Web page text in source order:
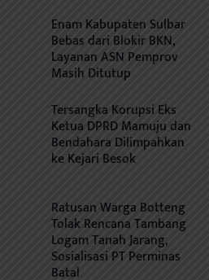
Enam Kabupaten Sulbar
Bebas dari Blokir BKN,
Layanan ASN Pemprov
Masih Ditutup
Tersangka Korupsi Eks
Ketua DPRD Mamuju dan
Bendahara Dilimpahkan
ke Kejari Besok
Ratusan Warga Botteng
Tolak Rencana Tambang
Logam Tanah Jarang,
Sosialisasi PT Perminas
Batal